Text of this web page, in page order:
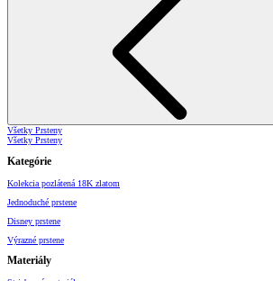
Všetky Prsteny
Všetky Prsteny
Kategórie
Kolekcia pozlátená 18K zlatom
Jednoduché prstene
Disney prstene
Výrazné prstene
Materiály